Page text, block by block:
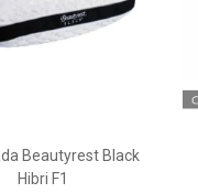
Beautyrest Black
Hibri F1